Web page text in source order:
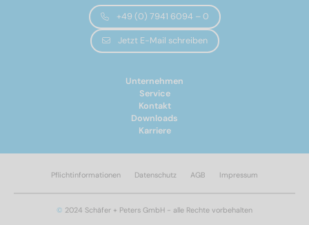
+49 (0) 7941 6094 – 0
Jetzt E-Mail schreiben
Unternehmen
Service
Kontakt
Downloads
Karriere
© 2024 Schäfer + Peters GmbH - alle Rechte vorbehalten
Pflichtinformationen Datenschutz AGB Impressum